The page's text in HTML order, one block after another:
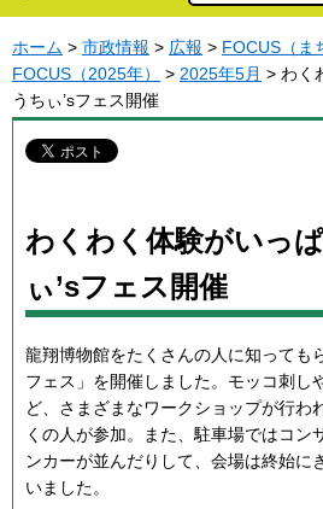
ホーム > 市政情報 > 広報 > FOCUS（ま
FOCUS（2025年）
> 2025年5月 > わく
うちぃ’sフェス開催
わくわく体験がいっ
ぃ’sフェス開催
龍翔博物館をたくさんの人に知っても
フェス」を開催しました。モッコ刺し
ど、さまざまなワークショップが行わ
くの人が参加。また、駐車場ではコン
ンカーが並んだりして、会場は終始に
いました。